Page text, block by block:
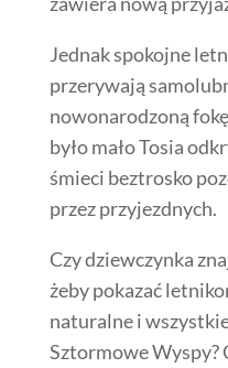
Jednak spokojne
przerywają
nowonarodzoną
było mało Tosia
śmieci beztrosko
przez przyjezdnych.
Czy dziewczynka
żeby pokazać
naturalne i
Sztormowe Wyspy?